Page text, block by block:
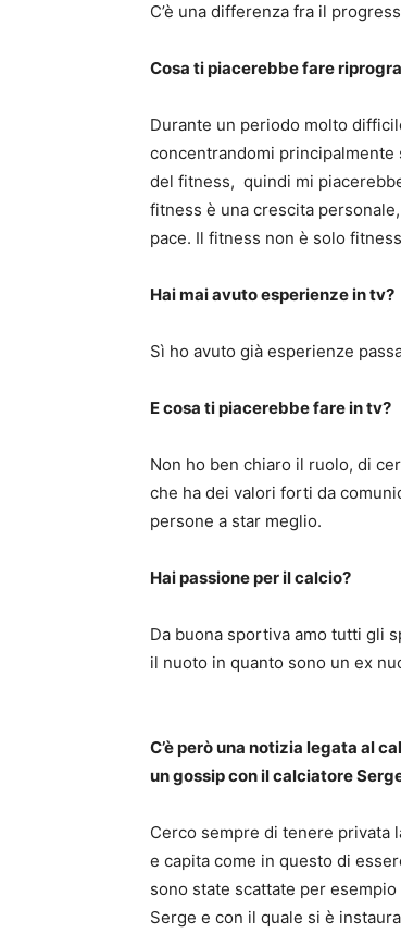
C’è una differenza fra il
Cosa ti piacerebbe fare
Durante un periodo molto
concentrandomi principalmente
del fitness, quindi mi
fitness è una crescita
pace. Il fitness non è solo
Hai mai avuto esperienze in tv?
Sì ho avuto già esperienze
E cosa ti piacerebbefare in tv?
Non ho ben chiaro il ruolo, di
che ha dei valori forti da
persone a star meglio.
Hai passione per il calcio?
Da buona sportiva amo tutti gli
il nuoto in quanto sono un ex
C’è però una notizia legata al
un gossip con il calciatore
Cerco sempre di tenere privata
e capita come in questo di
sono state scattate per
Serge e con il quale si è